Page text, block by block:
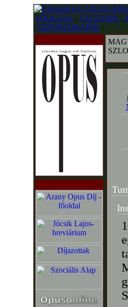
FŐOLDAL | TAGJAINK |
| SZPONZORAINK |
|